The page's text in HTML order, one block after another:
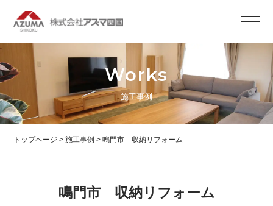
Works
施工事例
トップページ >施工事例 >鳴門市 収納リフォーム
鳴門市 収納リフォーム